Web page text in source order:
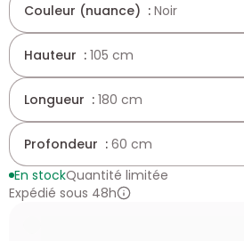
Couleur (nuance) : Noir
Hauteur : 105 cm
Longueur : 180 cm
Profondeur : 60 cm
En stockQuantité limitée
Expédié sous 48h